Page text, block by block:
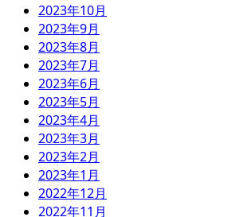
2023年10月
2023年9月
2023年8月
2023年7月
2023年6月
2023年5月
2023年4月
2023年3月
2023年2月
2023年1月
2022年12月
2022年11月